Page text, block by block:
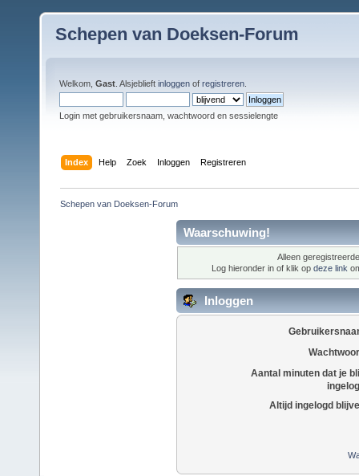
Schepen van Doeksen-Forum
Welkom, Gast . Alsjeblieft inloggen of registreren
Login met gebruikersnaam, wachtwoord en sessielengte
Index Help Zoek Inloggen Registreren
Schepen van Doeksen-Forum
Waarschuwing!
Alleen
Log hieronder in of klik op deze link
Inloggen
Aantal minuten dat je
Altijd ingelogd